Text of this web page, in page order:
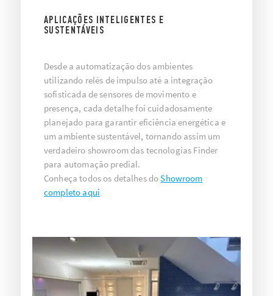
APLICAÇÕES INTELIGENTES E
SUSTENTÁVEIS
Desde a automatização dos ambientes
utilizando relés de impulso até a integração
sofisticada de sensores de movimento e
presença, cada detalhe foi cuidadosamente
planejado para garantir eficiência energética e
um ambiente sustentável, tornando assim um
verdadeiro showroom das tecnologias Finder
para automação predial.
Conheça todos os detalhes doShowroom
completo aqui